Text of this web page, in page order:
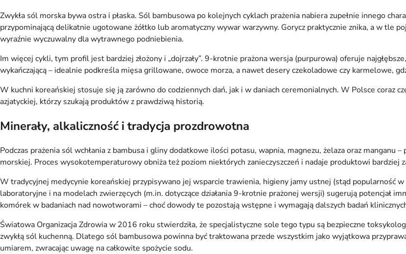
Zwykła sól morska bywa ostra i płaska. Sól bambusowa po kolejnych cyklach prażenia nabiera zupełnie innego
przypominającą delikatnie ugotowane żółtko lub aromatyczny wywar warzywny. Gorycz praktycznie znika, a w tle
wyraźnie wyczuwalny dla wytrawnego podniebienia.
Im więcej cykli, tym profil jest bardziej złożony i „dojrzały”. 9-krotnie prażona wersja (purpurowa) oferuje
wykańczającą – idealnie podkreśla mięsa grillowane, owoce morza, a nawet desery czekoladowe czy karmelowe,
W kuchni koreańskiej stosuje się ją zarówno do codziennych dań, jak i w daniach ceremonialnych. W Polsce coraz
azjatyckiej, którzy szukają produktów z prawdziwą historią.
Minerały, alkaliczność i tradycja prozdrowotna
Podczas prażenia sól wchłania z bambusa i gliny dodatkowe ilości potasu, wapnia, magnezu, żelaza oraz
morskiej. Proces wysokotemperaturowy obniża też poziom niektórych zanieczyszczeń i nadaje produktowi bardziej
W tradycyjnej medycynie koreańskiej przypisywano jej wsparcie trawienia, higieny jamy ustnej (stąd popularność
laboratoryjne i na modelach zwierzęcych (m.in. dotyczące działania 9-krotnie prażonej wersji) sugerują potencjał
komórek w badaniach nad nowotworami – choć dowody te pozostają wstępne i wymagają dalszych badań
Światowa Organizacja Zdrowia w 2016 roku stwierdziła, że specjalistyczne sole tego typu są bezpieczne
zwykłą sól kuchenną. Dlatego sól bambusowa powinna być traktowana przede wszystkim jako wyjątkowa
umiarem, zwracając uwagę na całkowite spożycie sodu.